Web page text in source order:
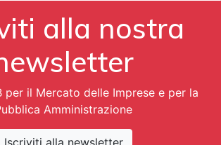
alla nostra
per il Mercato delle Imprese e per la
Amministrazione
Iscriviti alla newsletter